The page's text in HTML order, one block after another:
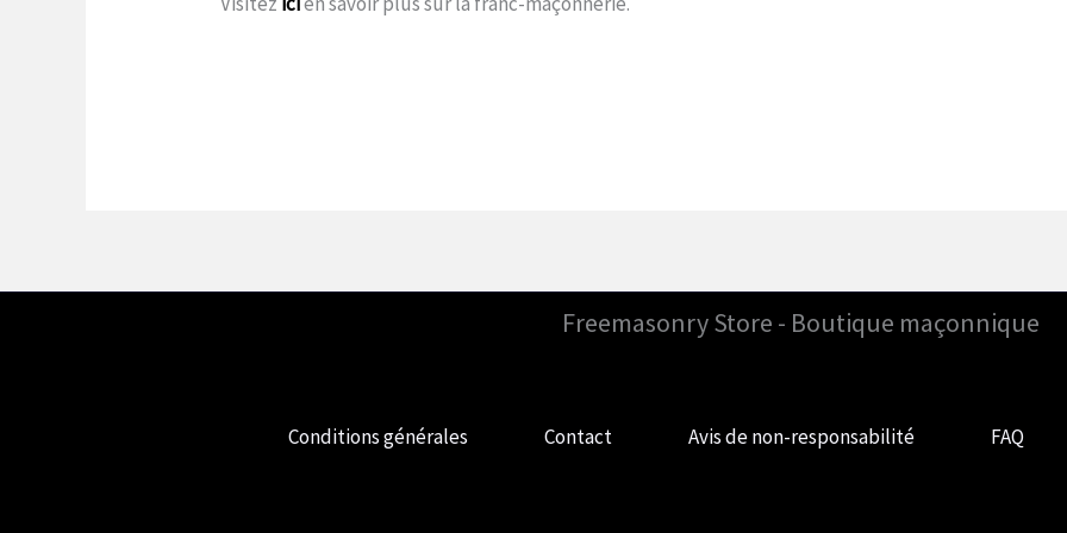
Freemasonry Store - Boutique maçonnique
Conditions générales Contact Avis de non-responsabilité FAQ